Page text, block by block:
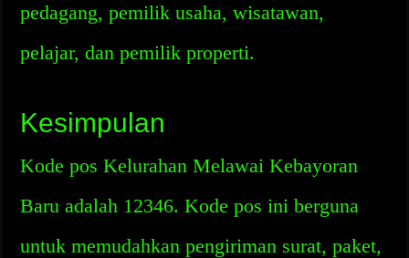
pedagang, pemilik usaha, wisatawan,
pelajar, dan pemilik properti.
Kesimpulan
Kode pos Kelurahan Melawai Kebayoran
Baru adalah 12346. Kode pos ini berguna
untuk memudahkan pengiriman surat, paket,